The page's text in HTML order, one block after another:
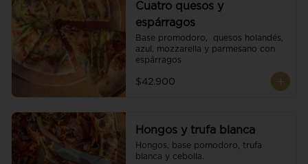
Cuatro quesos y
espárragos
Base promodoro,  quesos holandés,
azul, mozzarella y parmesano con
espárragos
$42.900
Hongos y trufa blanca
Hongos, base pomodoro, trufa
blanca y cebolla.